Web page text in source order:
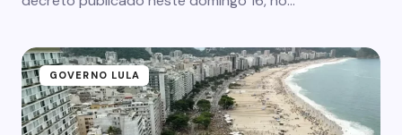
GOVERNO LULA